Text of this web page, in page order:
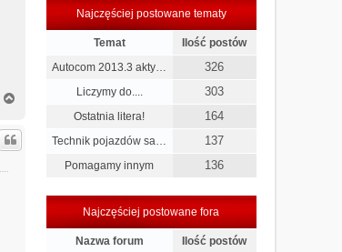
g
r
Najczęściej postowane tematy
Temat
Ilość postów
Autocom 2013.3 akty…
326
Liczymy do.... 303
Ostatnia litera! 164
Technik pojazdów sa… 137
Pomagamy innym 136
Najczęściej postowane fora
Nazwa forum
Ilość postów